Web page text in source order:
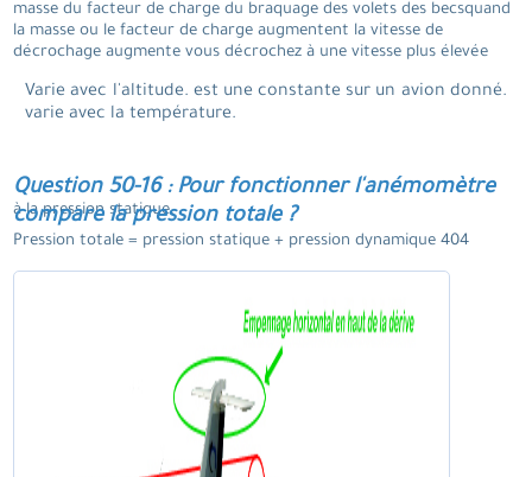
masse du facteur de charge du braquage des volets des becsquand
la masse ou le facteur de charge augmentent la vitesse de
décrochage augmente vous décrochez à une vitesse plus élevée
Varie avec l'altitude. est une constante sur un avion donné.
varie avec la température.
Question 50-16 : Pour fonctionner l'anémomètre
compare la pression totale ?
à la pression statique.
Pression totale = pression statique + pression dynamique 404